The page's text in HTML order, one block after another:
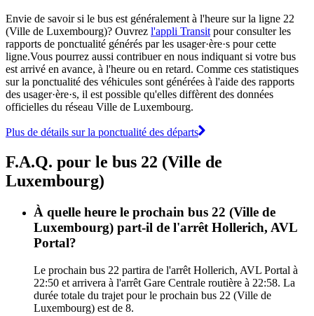
Envie de savoir si le bus est généralement à l'heure sur la ligne 22
(Ville de Luxembourg)? Ouvrez l'appli Transit pour consulter les
rapports de ponctualité générés par les usager·ère·s pour cette
ligne.Vous pourrez aussi contribuer en nous indiquant si votre bus
est arrivé en avance, à l'heure ou en retard. Comme ces statistiques
sur la ponctualité des véhicules sont générées à l'aide des rapports
des usager·ère·s, il est possible qu'elles diffèrent des données
officielles du réseau Ville de Luxembourg.
Plus de détails sur la ponctualité des départs
F.A.Q. pour le bus 22 (Ville de
Luxembourg)
À quelle heure le prochain bus 22 (Ville de
Luxembourg) part-il de l'arrêt Hollerich, AVL
Portal?
Le prochain bus 22 partira de l'arrêt Hollerich, AVL Portal à
22:50 et arrivera à l'arrêt Gare Centrale routière à 22:58. La
durée totale du trajet pour le prochain bus 22 (Ville de
Luxembourg) est de 8.